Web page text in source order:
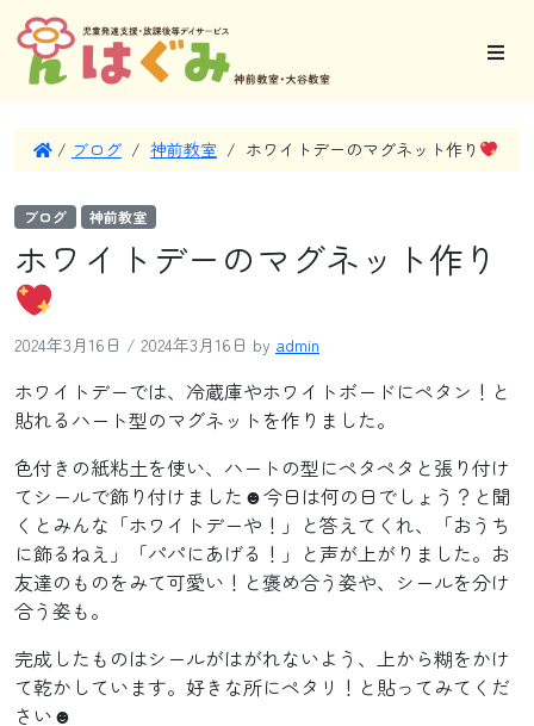
/ ブログ / 神前教室 / ホワイトデーのマグネット作り
ブログ 神前教室
ホワイトデーのマグネット作り
2024年3月16日 / 2024年3月16日 by admin
ホワイトデーでは、冷蔵庫やホワイトボードにペタン！と
貼れるハート型のマグネットを作りました。
色付きの紙粘土を使い、ハートの型にペタペタと張り付け
てシールで飾り付けました☻今日は何の日でしょう？と聞
くとみんな「ホワイトデーや！」と答えてくれ、「おうち
に飾るねえ」「パパにあげる！」と声が上がりました。お
友達のものをみて可愛い！と褒め合う姿や、シールを分け
合う姿も。
完成したものはシールがはがれないよう、上から糊をかけ
て乾かしています。好きな所にペタリ！と貼ってみてくだ
さい☻